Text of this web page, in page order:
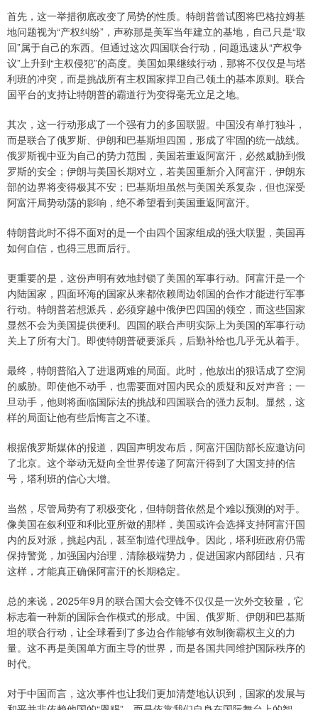
首先，这一举措彻底改变了局势的性质。特朗普曾试图将巴格拉姆基
地问题视为“产权纠纷”，声称那是美军当年建立的基地，自己只是“取
回”属于自己的东西。但通过这次四国联合行动，问题迅速从“产权争
议”上升到“主权侵犯”的高度。美国如果继续行动，那将不仅仅是与塔
利班的冲突，而是挑战所有主权国家捍卫自己领土的基本原则。联合
国平台的支持让特朗普的霸道行为变得毫无立足之地。
其次，这一行动形成了一个强有力的多国联盟。中国没有单打独斗，
而是联合了俄罗斯、伊朗和巴基斯坦四国，形成了牢固的统一战线。
俄罗斯视中亚为自己的势力范围，美国若重返阿富汗，必然威胁到俄
罗斯的安全；伊朗与美国长期对立，若美国重新介入阿富汗，伊朗东
部的边界将变得极其不安；巴基斯坦虽然与美国关系复杂，但也深受
阿富汗局势动荡的影响，绝不希望看到美国重返阿富汗。
特朗普此时不得不面对的是一个由四个国家组成的强大联盟，美国再
如何自信，也得三思而后行。
更重要的是，这份声明有效地封锁了美国的军事行动。阿富汗是一个
内陆国家，四面环海的国家从来都依赖周边邻国的合作才能进行军事
行动。特朗普若想派兵，必须穿越中俄伊巴四国的领空，而这些国家
显然不会为美国提供便利。四国的联合声明实际上为美国的军事行动
关上了所有大门。即使特朗普硬要派兵，后勤补给也几乎无从着手。
最终，特朗普陷入了进退两难的局面。此时，他放出的狠话成了空洞
的威胁。即使他不动手，也需要面对国内民众的质疑和反对声音；一
旦动手，他则将面临国际法的挑战和四国联合的强力反制。显然，这
样的局面让他有些后悔言之不谨。
根据俄罗斯媒体的报道，四国声明发布后，阿富汗国防部长应邀访问
了北京。这个举动无疑向全世界传递了阿富汗得到了大国支持的信
号，塔利班的信心大增。
当然，尽管局势有了积极变化，但特朗普依然是个难以预测的对手。
像美国在叙利亚和利比亚所做的那样，美国或许会选择支持阿富汗国
内的反对派，挑起内乱，甚至制造代理战争。因此，塔利班政府仍需
保持警觉，加强国内治理，清除极端势力，促进国家内部团结，只有
这样，才能真正确保阿富汗的长期稳定。
总的来说，2025年9月的联合国大会交锋不仅仅是一次外交较量，它
标志着一种新的国际合作模式的形成。中国、俄罗斯、伊朗和巴基斯
坦的联合行动，让全球看到了多边合作能够有效制衡霸权主义的力
量。这不再是美国单方面主导的世界，而是各国共同维护国际秩序的
时代。
对于中国而言，这次事件也让我们更加清楚地认识到，国家的发展与